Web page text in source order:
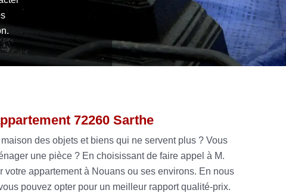
72260 Sarthe
des objets et biens qui ne servent plus ? Vous
une pièce ? En choisissant de faire appel à M.
votre appartement à Nouans ou ses environs. En nous
pouvez opter pour un meilleur rapport qualité-prix.